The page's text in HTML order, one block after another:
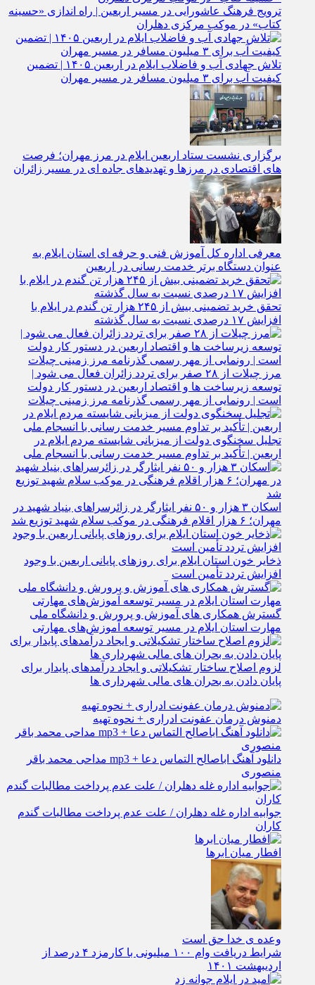
ترویج فرهنگ عاشورایی در مسیر اربعین | راه‌ اندازی «حسینه
کتاب» در موکب مرکزی دهلران
تلاش جهادی آب و فاضلاب ایلام در اربعین ۱۴۰۵ | تضمین
کیفیت آب برای ۳ میلیون مسافر در مسیر مهران
برگزاری نشست ستاد اربعین ایلام در مرز مهران؛ فرصت‌
های اقتصادی در مرزها و تهدیدهای جاده‌ ای در مسیر زائران
معرفی اداره کل آموزش فنی و حرفه‌ ای استان ایلام به‌
عنوان دستگاه برتر خدمت‌ رسانی در اربعین
تحقق خرید تضمینی بیش از ۲۴۵ هزار تن گندم در ایلام با
افزایش ۱۷ درصدی نسبت به سال گذشته
مرز چیلات از ۲۸ صفر برای تردد زائران فعال می‌ شود |
توسعه زیرساخت‌ ها و اقتصاد اربعین در دستور کار دولت
است | رونمایی از مهر رسمی گذرنامه مرز زمینی چیلات
تجلیل سخنگوی دولت از میزبانی شایسته مردم ایلام در
اربعین | تأکید بر تداوم مسیر خدمت‌ رسانی با انسجام ملی
اسکان ۳ هزار و ۵۰ نفر ایثارگر در زائرسراهای بنیاد شهید در
مهران؛ ۶ هزار اقلام فرهنگی در موکب سلام شهید توزیع شد
ذخایر خون استان ایلام برای روزهای پایانی اربعین با وجود
افزایش تردد تأمین است
گسترش همکاری‌ های آموزش و پرورش و دانشگاه ملی
مهارت استان ایلام در مسیر توسعه آموزش‌های مهارتی
لزوم اصلاح ساختار تشکیلاتی و ایجاد درآمدهای پایدار برای
پایان دادن به بحران‌ های مالی شهرداری‌ ها
دمنوش درمان عفونت ادراری + نحوه تهیه
دانلود آهنگ اباصالح التماس دعا + mp3 مداحی محمد باقر
منصوری
جوابیه اداره غله دهلران / علت عدم پرداخت مطالبات گندم
کاران
افطار میان ابرها
وعده ی خدا حق است
شرایط دریافت وام ۱۰۰ میلیونی با کارمزد ۴ درصد از
اردیبهشت ۱۴۰۱